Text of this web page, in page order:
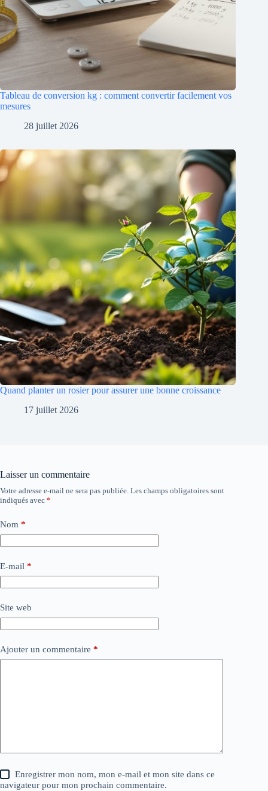
Tableau de conversion kg : comment convertir facilement vos
mesures
28 juillet 2026
Quand planter un rosier pour assurer une bonne croissance
17 juillet 2026
Laisser un commentaire
Votre adresse e-mail ne sera pas publiée. Les champs obligatoires sont
indiqués avec *
Nom *
E-mail *
Site web
Ajouter un commentaire *
Enregistrer mon nom, mon e-mail et mon site dans ce
navigateur pour mon prochain commentaire.